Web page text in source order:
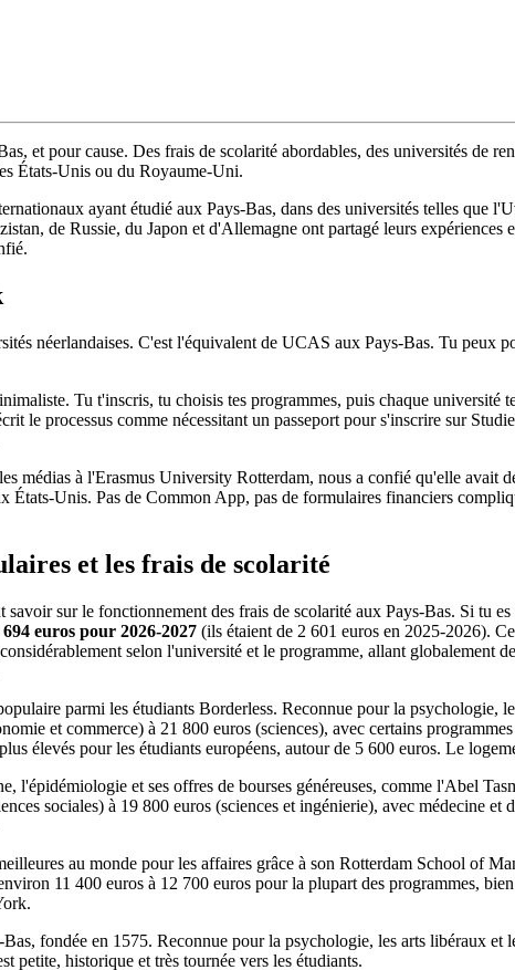
et pour cause. Des frais de scolarité abordables, des universités de
États-Unis ou du Royaume-Uni.
ayant étudié aux Pays-Bas, dans des universités telles que
de Russie, du Japon et d'Allemagne ont partagé leurs expériences
néerlandaises. C'est l'équivalent de UCAS aux Pays-Bas. Tu peux
Tu t'inscris, tu choisis tes programmes, puis chaque université
le processus comme nécessitant un passeport pour s'inscrire sur
médias à l'Erasmus University Rotterdam, nous a confié qu'elle avait
États-Unis. Pas de Common App, pas de formulaires financiers
et les frais de scolarité
sur le fonctionnement des frais de scolarité aux Pays-Bas. Si tu
694 euros pour 2026-2027 (ils étaient de 2 601 euros en 2025-2026).
selon l'université et le programme, allant globalement
parmi les étudiants Borderless. Reconnue pour la psychologie,
et commerce) à 21 800 euros (sciences), avec certains
élevés pour les étudiants européens, autour de 5 600 euros. Le
l'épidémiologie et ses offres de bourses généreuses, comme l'Abel
sociales) à 19 800 euros (sciences et ingénierie), avec médecine
au monde pour les affaires grâce à son Rotterdam School of
11 400 euros à 12 700 euros pour la plupart des programmes,
fondée en 1575. Reconnue pour la psychologie, les arts libéraux et
petite, historique et très tournée vers les étudiants.